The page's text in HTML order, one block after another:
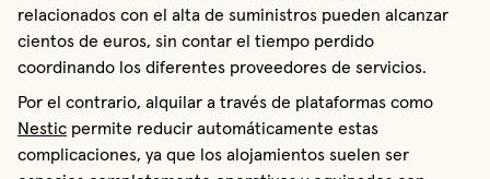
relacionados con el alta de suministros pueden alcanzar
cientos de euros, sin contar el tiempo perdido
coordinando los diferentes proveedores de servicios.
Por el contrario, alquilar a través de plataformas como
Nestic permite reducir automáticamente estas
complicaciones, ya que los alojamientos suelen ser